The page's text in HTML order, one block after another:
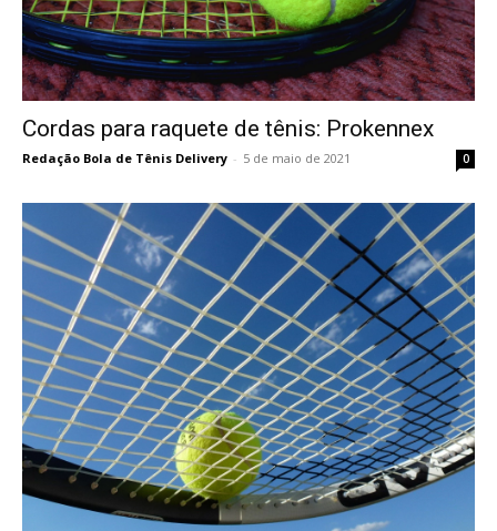
Cordas para raquete de tênis: Prokennex
Redação Bola de Tênis Delivery - 5 de maio de 2021 0